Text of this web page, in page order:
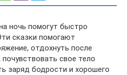
ночь помогут быстро
сказки помогают
отдохнуть после
свое тело
заряд бодрости и хорошего